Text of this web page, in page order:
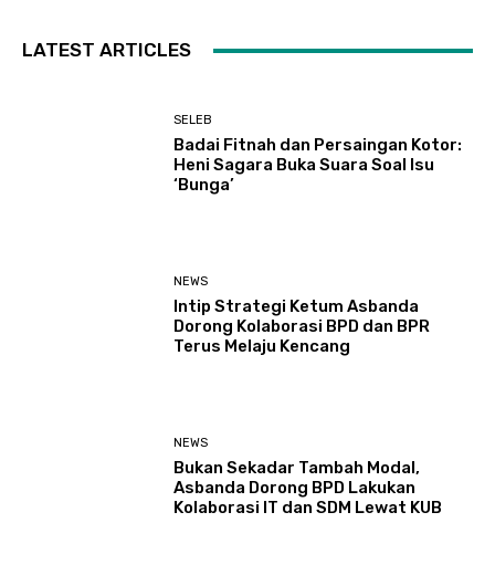
LATEST ARTICLES
SELEB
Badai Fitnah dan Persaingan Kotor:
Heni Sagara Buka Suara Soal Isu
‘Bunga’
NEWS
Intip Strategi Ketum Asbanda
Dorong Kolaborasi BPD dan BPR
Terus Melaju Kencang
NEWS
Bukan Sekadar Tambah Modal,
Asbanda Dorong BPD Lakukan
Kolaborasi IT dan SDM Lewat KUB